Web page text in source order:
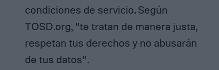
condiciones de servicio. Según
TOSD.org, “te tratan de manera justa,
respetan tus derechos y no abusarán
de tus datos”.